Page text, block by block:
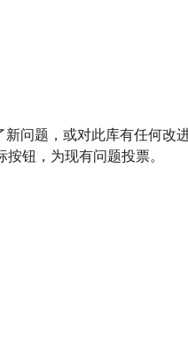
问题，或对此库有任何改
钮，为现有问题投票。